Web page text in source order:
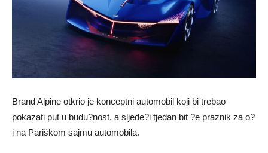
Brand Alpine otkrio je konceptni automobil koji bi trebao
pokazati put u budu?nost, a sljede?i tjedan bit ?e praznik za o?
i na Pariškom sajmu automobila.